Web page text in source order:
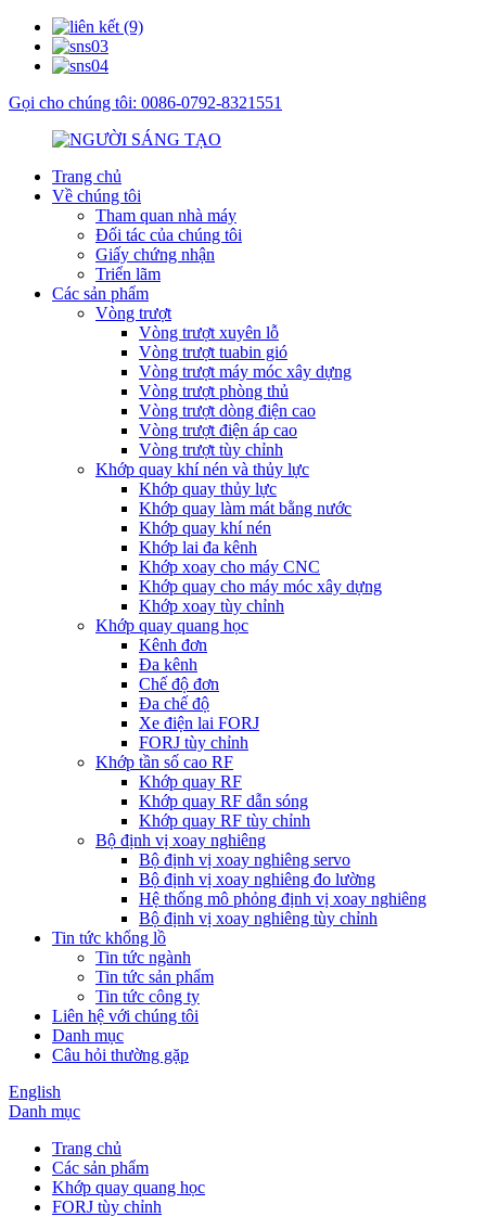
Gọi cho chúng tôi: 0086-0792-8321551
Trang chủ
Về chúng tôi
Tham quan nhà máy
Đối tác của chúng tôi
Giấy chứng nhận
Triển lãm
Các sản phẩm
Vòng trượt
Vòng trượt xuyên lỗ
Vòng trượt tuabin gió
Vòng trượt máy móc xây dựng
Vòng trượt phòng thủ
Vòng trượt dòng điện cao
Vòng trượt điện áp cao
Vòng trượt tùy chỉnh
Khớp quay khí nén và thủy lực
Khớp quay thủy lực
Khớp quay làm mát bằng nước
Khớp quay khí nén
Khớp lai đa kênh
Khớp xoay cho máy CNC
Khớp quay cho máy móc xây dựng
Khớp xoay tùy chỉnh
Khớp quay quang học
Kênh đơn
Đa kênh
Chế độ đơn
Đa chế độ
Xe điện lai FORJ
FORJ tùy chỉnh
Khớp tần số cao RF
Khớp quay RF
Khớp quay RF dẫn sóng
Khớp quay RF tùy chỉnh
Bộ định vị xoay nghiêng
Bộ định vị xoay nghiêng servo
Bộ định vị xoay nghiêng đo lường
Hệ thống mô phỏng định vị xoay nghiêng
Bộ định vị xoay nghiêng tùy chỉnh
Tin tức khổng lồ
Tin tức ngành
Tin tức sản phẩm
Tin tức công ty
Liên hệ với chúng tôi
Danh mục
Câu hỏi thường gặp
English
Danh mục
Trang chủ
Các sản phẩm
Khớp quay quang học
FORJ tùy chỉnh